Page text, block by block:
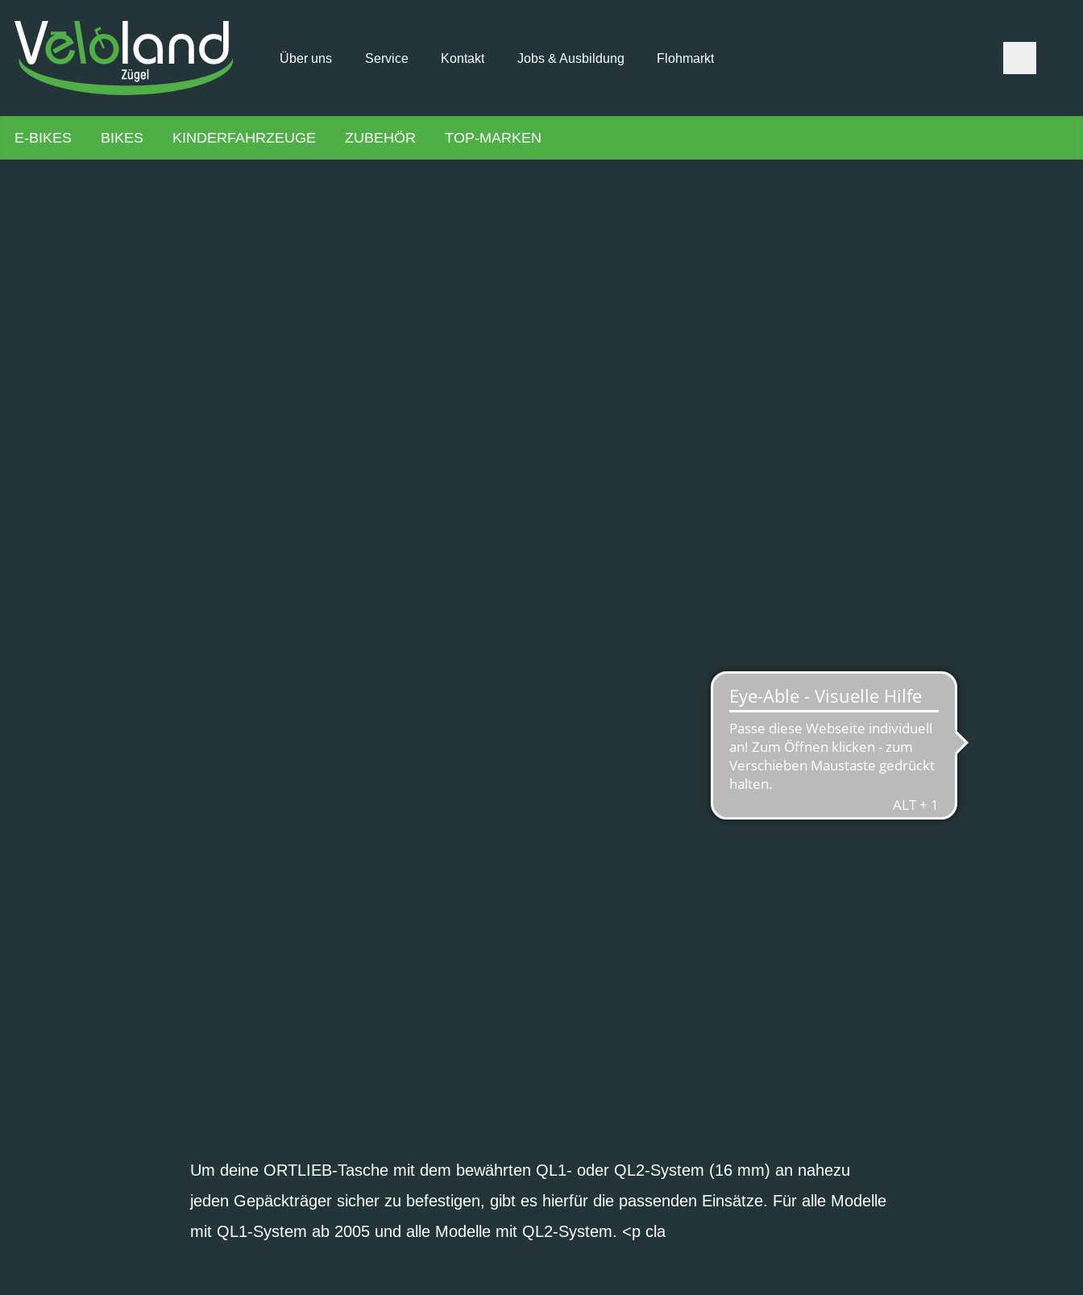
Über uns Service Kontakt Jobs & Ausbildung Flohmarkt
E-BIKES BIKES KINDERFAHRZEUGE ZUBEHÖR TOP-MARKEN
Um deine ORTLIEB-Tasche mit dem bewährten QL1- oder QL2-System (16 mm) an nahezu
jeden Gepäckträger sicher zu befestigen, gibt es hierfür die passenden Einsätze. Für alle Modelle
mit QL1-System ab 2005 und alle Modelle mit QL2-System. <p cla